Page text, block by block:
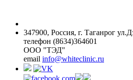
347900, Россия, г. Таганрог
телефон (8634)364601
ООО "ТЭД"
email info@whiteclinic.ru